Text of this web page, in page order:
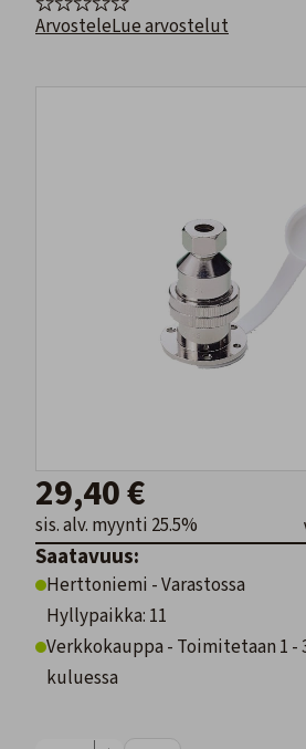
ArvosteleLue arvostelut
29,40 €
sis. alv. myynti 25.5%
Saatavuus:
Herttoniemi - Varastossa
Hyllypaikka: 11
Verkkokauppa - Toimitetaan 1 -
kuluessa